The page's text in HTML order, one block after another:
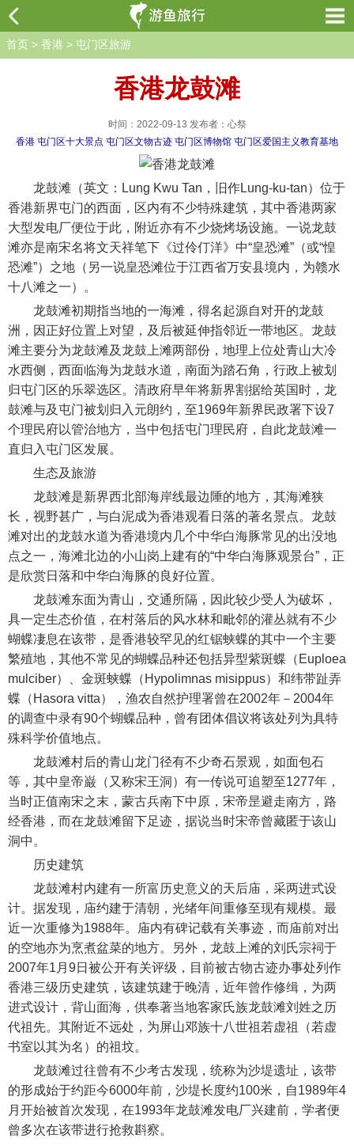
首页 > 香港 > 屯门区旅游
香港龙鼓滩
时间：2022-09-13 发布者：心祭
香港 屯门区十大景点 屯门区文物古迹 屯门区博物馆 屯门区爱国主义教育基地
龙鼓滩（英文：Lung Kwu Tan，旧作Lung-ku-tan）位于
香港新界屯门的西面，区内有不少特殊建筑，其中香港两家
大型发电厂便位于此，附近亦有不少烧烤场设施。一说龙鼓
滩亦是南宋名将文天祥笔下《过伶仃洋》中“皇恐滩”（或“惶
恐滩”）之地（另一说皇恐滩位于江西省万安县境内，为赣水
十八滩之一）。
龙鼓滩初期指当地的一海滩，得名起源自对开的龙鼓
洲，因正好位置上对望，及后被延伸指邻近一带地区。龙鼓
滩主要分为龙鼓滩及龙鼓上滩两部份，地理上位处青山大冷
水西侧，西面临海为龙鼓水道，南面为踏石角，行政上被划
归屯门区的乐翠选区。清政府早年将新界割据给英国时，龙
鼓滩与及屯门被划归入元朗约，至1969年新界民政署下设7
个理民府以管治地方，当中包括屯门理民府，自此龙鼓滩一
直归入屯门区发展。
生态及旅游
龙鼓滩是新界西北部海岸线最边陲的地方，其海滩狭
长，视野甚广，与白泥成为香港观看日落的著名景点。龙鼓
滩对出的龙鼓水道为香港境内几个中华白海豚常见的出没地
点之一，海滩北边的小山岗上建有的“中华白海豚观景台”，正
是欣赏日落和中华白海豚的良好位置。
龙鼓滩东面为青山，交通所隔，因此较少受人为破坏，
具一定生态价值，在村落后的风水林和毗邻的灌丛就有不少
蝴蝶凄息在该带，是香港较罕见的红锯蛱蝶的其中一个主要
繁殖地，其他不常见的蝴蝶品种还包括异型紫斑蝶（Euploea
mulciber）、金斑蛱蝶（Hypolimnas misippus）和纬带趾弄
蝶（Hasora vitta），渔农自然护理署曾在2002年－2004年
的调查中录有90个蝴蝶品种，曾有团体倡议将该处列为具特
殊科学价值地点。
龙鼓滩村后的青山龙门径有不少奇石景观，如面包石
等，其中皇帝巌（又称宋王洞）有一传说可追塑至1277年，
当时正值南宋之末，蒙古兵南下中原，宋帝昰避走南方，路
经香港，而在龙鼓滩留下足迹，据说当时宋帝曾藏匿于该山
洞中。
历史建筑
龙鼓滩村内建有一所富历史意义的天后庙，采两进式设
计。据发现，庙约建于清朝，光绪年间重修至现有规模。最
近一次重修为1988年。庙内有碑记载有关事迹，而庙前对出
的空地亦为烹煮盆菜的地方。另外，龙鼓上滩的刘氏宗祠于
2007年1月9日被公开有关评级，目前被古物古迹办事处列作
香港三级历史建筑，该建筑建于晚清，近年曾作修缉，为两
进式设计，背山面海，供奉著当地客家氏族龙鼓滩刘姓之历
代祖先。其附近不远处，为屏山邓族十八世祖若虚祖（若虚
书室以其为名）的祖坟。
龙鼓滩过往曾有不少考古发现，统称为沙堤遗址，该带
的形成始于约距今6000年前，沙堤长度约100米，自1989年4
月开始被首次发现，在1993年龙鼓滩发电厂兴建前，学者便
曾多次在该带进行抢救斟察。